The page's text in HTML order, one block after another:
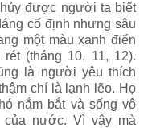
được người ta biết
cố định nhưng sâu
một màu xanh điển
(tháng 10, 11, 12).
là người yêu thích
chí là lạnh lẽo. Họ
nắm bắt và sống vô
của nước. Vì vậy mà